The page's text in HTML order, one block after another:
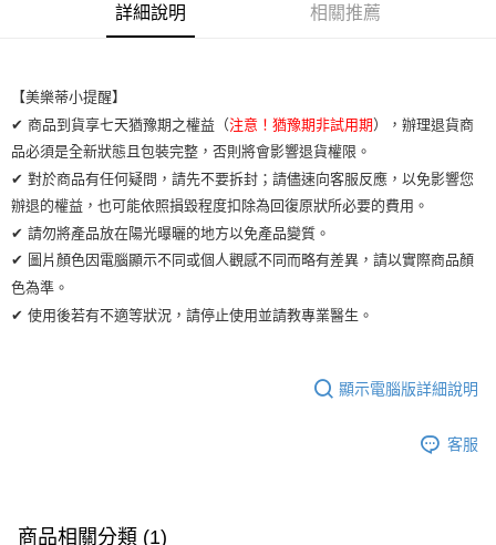
全家取貨付款
每筆NT$65，滿NT$2,000(含以上)免運費
7-11取貨付款
每筆NT$65，滿NT$2,000(含以上)免運費
宅配
每筆NT$100，滿NT$2,000(含以上)免運費
詳細說明 相關推薦
【美樂蒂小提醒】
✔ 商品到貨享七天猶豫期之權益（注意！猶豫期非試用期），辦理退貨商
品必須是全新狀態且包裝完整，否則將會影響退貨權限。
✔ 對於商品有任何疑問，請先不要拆封；請儘速向客服反應，以免影響您
辦退的權益，也可能依照損毀程度扣除為回復原狀所必要的費用。
✔ 請勿將產品放在陽光曝曬的地方以免產品變質。
✔ 圖片顏色因電腦顯示不同或個人觀感不同而略有差異，請以實際商品顏
色為準。
✔ 使用後若有不適等狀況，請停止使用並請教專業醫生。
顯示電腦版詳細說明
客服
商品相關分類 (1)